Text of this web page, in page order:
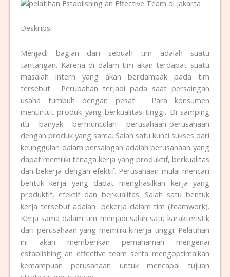
Deskripsi
Menjadi bagian dari sebuah tim adalah suatu
tantangan. Karena di dalam tim akan terdapat suatu
masalah intern yang akan berdampak pada tim
tersebut. Perubahan terjadi pada saat persaingan
usaha tumbuh dengan pesat. Para konsumen
menuntut produk yang berkualitas tinggi. Di samping
itu banyak bermunculan perusahaan-perusahaan
dengan produk yang sama. Salah satu kunci sukses dari
keunggulan dalam persaingan adalah perusahaan yang
dapat memiliki tenaga kerja yang produktif, berkualitas
dan bekerja dengan efektif. Perusahaan mulai mencari
bentuk kerja yang dapat menghasilkan kerja yang
produktif, efektif dan berkualitas. Salah satu bentuk
kerja tersebut adalah bekerja dalam tim (teamwork).
Kerja sama dalam tim menjadi salah satu karakteristik
dari perusahaan yang memiliki kinerja tinggi. Pelatihan
ini akan memberikan pemahaman mengenai
establishing an effective team serta mengoptimalkan
kemampuan perusahaan untuk mencapai tujuan